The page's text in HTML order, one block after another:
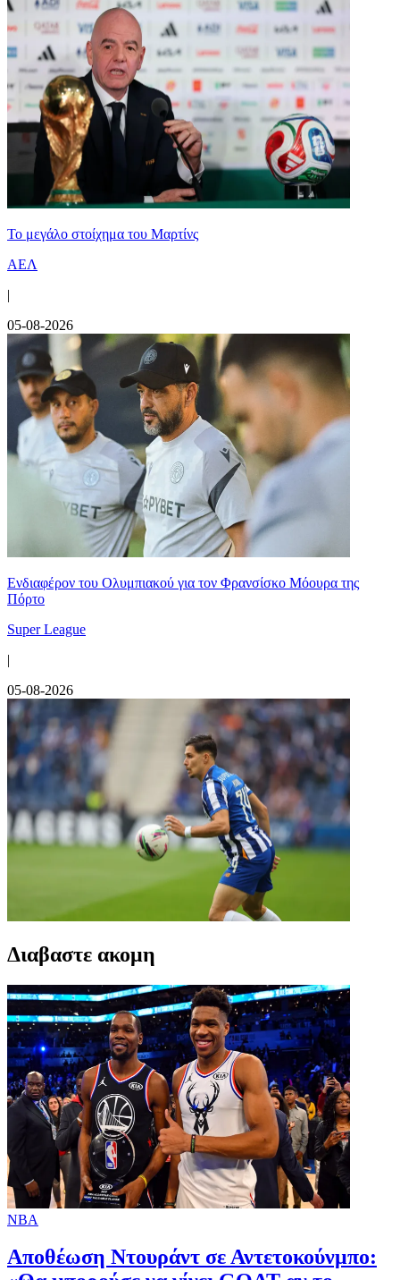
Το μεγάλο στοίχημα του Μαρτίνς
ΑΕΛ
|
05-08-2026
Ενδιαφέρον του Ολυμπιακού για τον Φρανσίσκο Μόουρα της
Πόρτο
Super League
|
05-08-2026
Διαβαστε ακομη
NBA
Αποθέωση Ντουράντ σε Αντετοκούνμπο: